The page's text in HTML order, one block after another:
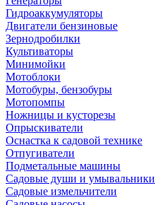
Гидроаккумуляторы
Двигатели бензиновые
Зернодробилки
Культиваторы
Минимойки
Мотоблоки
Мотобуры, бензобуры
Мотопомпы
Ножницы и кусторезы
Опрыскиватели
Оснастка к садовой технике
Отпугиватели
Подметальные машины
Садовые души и умывальники
Садовые измельчители